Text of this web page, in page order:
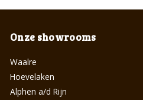
Onze showrooms
Waalre
Hoevelaken
Alphen a/d Rijn